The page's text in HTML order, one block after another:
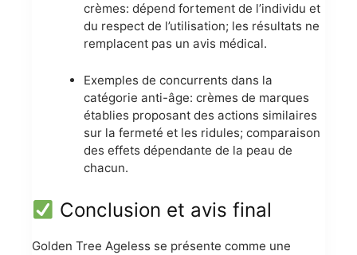
crèmes: dépend fortement de l’individu et
du respect de l’utilisation; les résultats ne
remplacent pas un avis médical.
Exemples de concurrents dans la
catégorie anti-âge: crèmes de marques
établies proposant des actions similaires
sur la fermeté et les ridules; comparaison
des effets dépendante de la peau de
chacun.
Conclusion et avis final
Golden Tree Ageless se présente comme une